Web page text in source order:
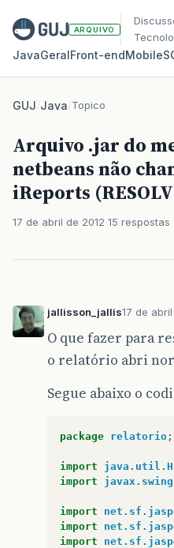
ARQUIVO
JavaGeralFront‑endMobile
GUJ/Java/Topico
Arquivo .jar do
netbeans não
iReports
17 de abril de 2012 15 respostas
jallisson_jallis17 de
O que fazer para
o relatório abri
Segue abaixo o
package relatorio ;
import
import
import
import
import